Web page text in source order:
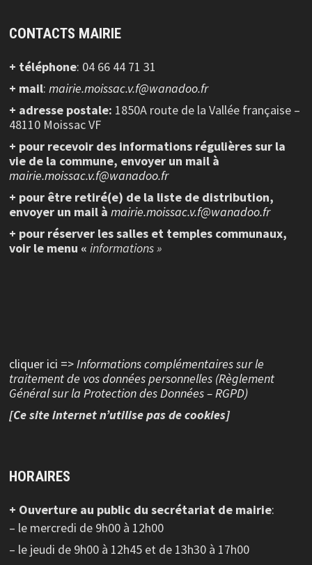
CONTACTS MAIRIE
+ téléphone: 04 66 44 71 31
+ mail: mairie.moissac.v.f@wanadoo.fr
+ adresse postale: 1850A route de la Vallée française –
48110 Moissac VF
+ pour recevoir des informations régulières sur la
vie de la commune, envoyer un mail à
mairie.moissac.v.f@wanadoo.fr
+ pour être retiré(e) de la liste de distribution,
envoyer un mail à mairie.moissac.v.f@wanadoo.fr
+ pour réserver les salles et temples communaux,
voir le menu « informations »
cliquer ici =>Informations complémentaires sur le
traitement de vos données personnelles (Règlement
Général sur la Protection des Données – RGPD)
[Ce site internet n’utilise pas de cookies]
HORAIRES
+ Ouverture au public du secrétariat de mairie:
– le mercredi de 9h00 à 12h00
– le jeudi de 9h00 à 12h45 et de 13h30 à 17h00